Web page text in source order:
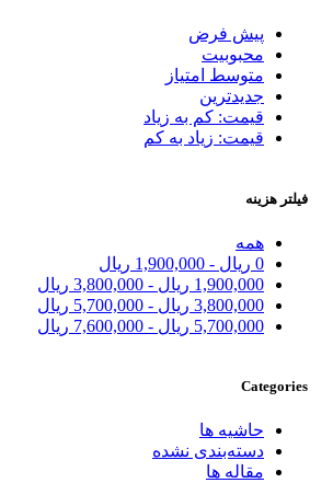
پیش فرض
محبوبیت
متوسط امتیاز
جدیدترین
قیمت: کم به زیاد
قیمت: زیاد به کم
فیلتر هزینه
همه
0 ریال -
1,900,000 ریال
1,900,000 ریال -
3,800,000 ریال
3,800,000 ریال -
5,700,000 ریال
5,700,000 ریال -
7,600,000 ریال
Categories
حاشیه ها
دسته‌بندی نشده
مقاله ها